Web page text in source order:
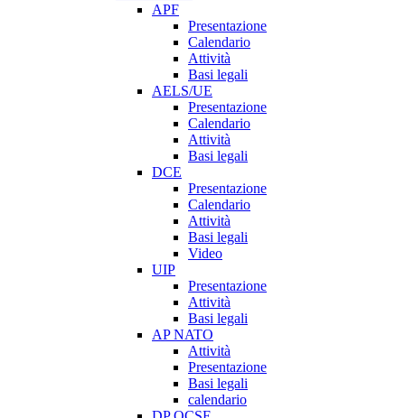
APF
Presentazione
Calendario
Attività
Basi legali
AELS/UE
Presentazione
Calendario
Attività
Basi legali
DCE
Presentazione
Calendario
Attività
Basi legali
Video
UIP
Presentazione
Attività
Basi legali
AP NATO
Attività
Presentazione
Basi legali
calendario